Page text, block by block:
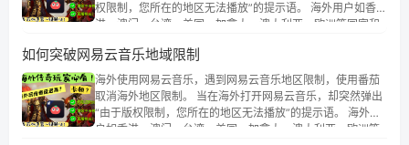
权限制，您所在的地区无法播放”的提示语。 海外用户如香
港、澳门、台湾、美国、加拿大、澳大利亚、欧洲等国家和
权限制问题，且仅能在中国大陆地区播放。 遇到这个问题的
朋友们，使用番茄回国加速器，即可解决「海外用户收听腾
讯视频地区版权限制」的问题，无论人在香港、澳门、台
湾、美国、加拿大、澳大利亚、欧洲等国家和地区工作、留
学、定居等，都可以使用，不再因地区和版权限制所困扰。
如何突破网易云音乐地域限制
海外使用网易云音乐，遇到网易云音乐地区限制，使用番茄
取消海外地区限制。 当在海外打开网易云音乐，却突然弹出
“由于版权限制，您所在的地区无法播放”的提示语。 海外用
户如香港、澳门、台湾、美国、加拿大、澳大利亚、欧洲等